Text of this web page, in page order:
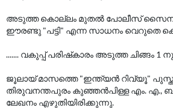
അടുത്ത കൊല്ലം മുതൽ പോലീസ്
ഈരണ്ടു "പട്ടി" എന്ന സാധനം വെറുതെ
....... വകുപ്പ് പരിഷ്‌കാരം അടുത്ത ചിങ്ങം
ജൂലായ് മാസത്തെ "ഇന്ത്യൻ റിവ്യൂ"
തിരുവനന്തപുരം കുഞ്ഞൻപിള്ള എം. എ.,
ലേഖനം എഴുതിയിരിക്കുന്നു.